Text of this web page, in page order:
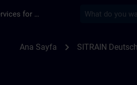
Training Services for Digital Industries
Ana Sayfa chevron_right SITRAIN